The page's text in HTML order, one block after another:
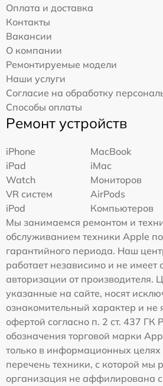
Оплата и доставка
Контакты
Вакансии
О компании
Ремонтируемые модели
Наши услуги
Согласие на обработку
Способы оплаты
Ремонт устройств
iPhone
MacBook
iPad
iMac
Watch
Мониторов
VR систем
AirPods
iPod
Компьютеров
Мы занимаемся ремонтом и
обслуживанием техники Apple
гарантийного периода. Наш
работает независимо и не
авторизации от производителя.
указанные на сайте, носят
ознакомительный характер и не
офертой согласно п. 2 ст. 437 ГК
обозначения торговой марки
только в информационных
перечень техники, с которой мы
организация не аффилирована